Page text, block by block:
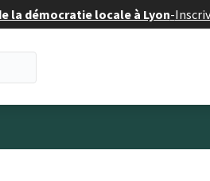
la démocratie locale à Lyon-